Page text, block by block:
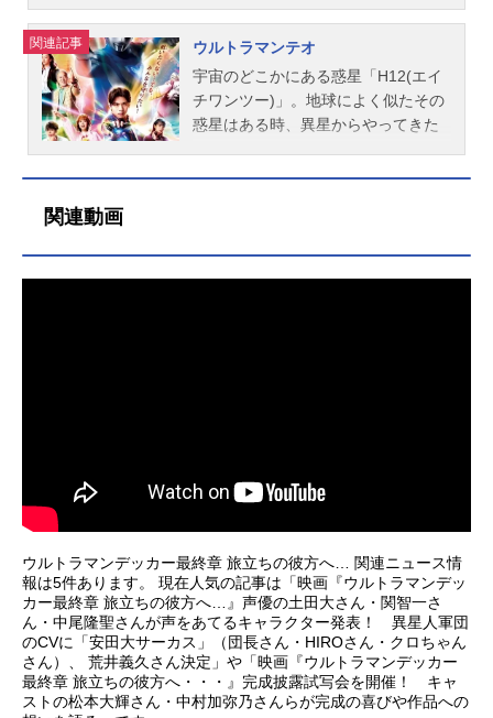
石田彰ウルトラマンレオ：細谷佳正
スタッフ監督：坂本浩一脚本：足木
淳一郎製作：円谷プロダクション主
題歌「fistofhope」仲村宗悟アニメイ
ト通販での購入はこちら(C)円谷プロ
カ「アースガロン」を駆り怪獣災害
に立ち向かう特殊部隊の指揮。それ
と同時に、バザンガの戦いで出現し
た「ウルトラマン」が排除すべき敵
なのかを調べる任も命ぜられたゲン
に配属された個性豊かな隊員たちと
ventioncenter)」は、怪獣災害の発
して科学調査や避難誘導を行ってい
る。この「SKIP」が今も調査を続け
ている「モノホーン」は、「K-DA
Y」で出現した宇宙獣・モノゲロスの
角。獅子尾山で両親とキャンプ中に
モノゲロスの襲来に出くわした当時
研究の道に進む。辛い過去を持ちな
がら夢見る「想像の力」をなくさず
持つ、“究極”の名を冠したウルトラマ
ン。それまでの記憶を失った宇宙人
「オメガ」は、地球人の姿で現れ、
「ソラト」と名付けられます。「ソ
ラト」は初めて触れ合う生命体であ
津々に人々を見つめます。ときに出
ディ…ソラトと平凡な青年。見つめ
「ウルトラマンがなぜ地球を守るの
か？」の問いに迫る意欲作です。
今、目覚めの刻（とき）。最新TVシ
リーズ『ウルトラマンオメガ』にご
期待ください。作品名ウルトラマン
オメガ放送形態特撮シリーズウルト
ラシリーズスケジュール2025年7月
5...
関連記事
ウルトラマンテオ
宇宙のどこかにある惑星「H12(エイ
チワンツー)」。地球によく似たその
惑星はある時、異星からやってきた
て惑星が崩壊、滅亡する中、地球へ
ばゆい光がイブキの姿を、⻘き光の
マンテオ放送形態特撮シリーズウル
トラシリーズスケジュール2026年7
月4日（土）～テレ東系6局ネットに
てキャスト光石イブキ：岩崎碧風間
エマ：神谷天音和泉カンナ：中田乃
愛火浦リンタロウ：上村侑苫米地ワ
タル：森本竜馬美濃部順平：マキタ
スポーツ志賀今日子：福島リラプッ
関連動画
ウルトラマンデッカー最終章 旅立ちの彼方へ… 関連ニュース情
報は5件あります。 現在人気の記事は「映画『ウルトラマンデッ
カー最終章 旅立ちの彼方へ…』声優の土田大さん・関智一さ
ん・中尾隆聖さんが声をあてるキャラクター発表！ 異星人軍団
のCVに「安田大サーカス」（団長さん・HIROさん・クロちゃん
さん）、 荒井義久さん決定」や「映画『ウルトラマンデッカー
最終章 旅立ちの彼方へ・・・』完成披露試写会を開催！ キャ
ストの松本大輝さん・中村加弥乃さんらが完成の喜びや作品への